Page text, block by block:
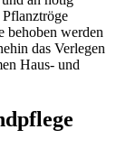
Pflanztröge
behoben werden
das Verlegen
Haus- und